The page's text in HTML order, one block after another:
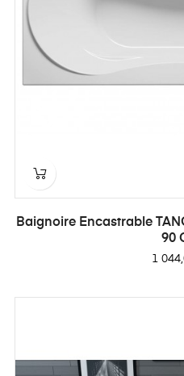
Baignoire Encastrable
90
Prix
1